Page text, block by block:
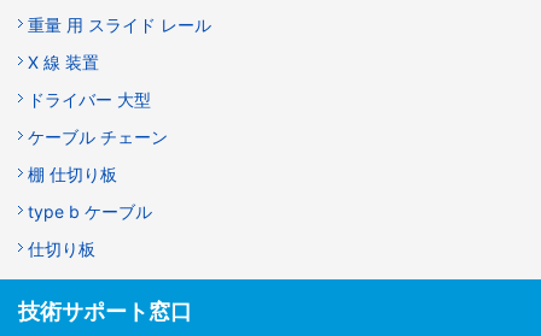
重量 用 スライド レール
X 線 装置
ドライバー 大型
ケーブル チェーン
棚 仕切り板
type b ケーブル
仕切り板
技術サポート窓口